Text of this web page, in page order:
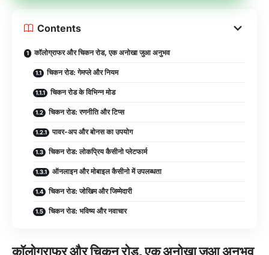
Contents
कॉलोग्राफर और चिकन रोड, एक अनोखा जुआ अनुभव
चिकन रोड: गेमप्ले और नियम
चिकन रोड के विभिन्न मोड
चिकन रोड: रणनीति और टिप्स
पावर-अप और बोनस का उपयोग
चिकन रोड: लोकप्रिय कैसीनो प्लेटफार्म
ऑनलाइन और मोबाइल कैसीनो में उपलब्धता
चिकन रोड: जोखिम और जिम्मेदारी
चिकन रोड: भविष्य और नवाचार
कॉलोग्राफर और चिकन रोड, एक अनोखा जुआ अनुभव